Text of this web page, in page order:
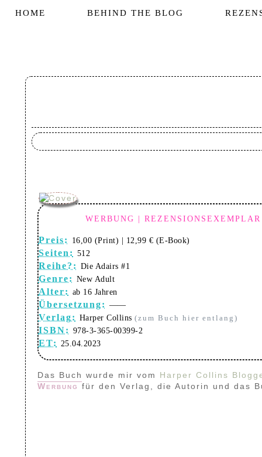
HOME BEHIND THE BLOG
WERBUNG | REZENSIONSEXEMPLAR
Preis: 16,00 (Print) | 12,99 € (E-Book)
Seiten: 512
Reihe?: Die Adairs #1
Genre: New Adult
Alter: ab 16 Jahren
Übersetzung: ——
Verlag: Harper Collins (zum Buch hier entlang)
ISBN: 978-3-365-00399-2
ET: 25.04.2023
Das Buch wurde mir vom Harper Collins
Werbung für den Verlag, die Autorin und das